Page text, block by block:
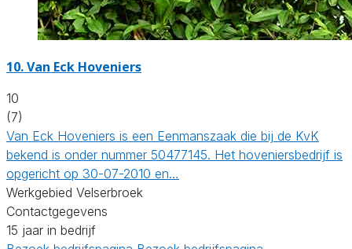
10.Van Eck Hoveniers
10
(7)
Van Eck Hoveniers is een Eenmanszaak die bij de KvK
bekend is onder nummer 50477145. Het hoveniersbedrijf is
opgericht op 30-07-2010 en…
Werkgebied Velserbroek
Contactgegevens
15 jaar in bedrijf